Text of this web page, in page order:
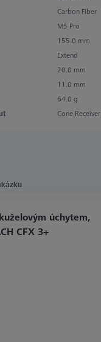
Carbon Fiber
M5 Pro
155.0 mm
Extend
20.0 mm
11.0 mm
64.0 g
Cone Receiver
úchytem,
CFX 3+